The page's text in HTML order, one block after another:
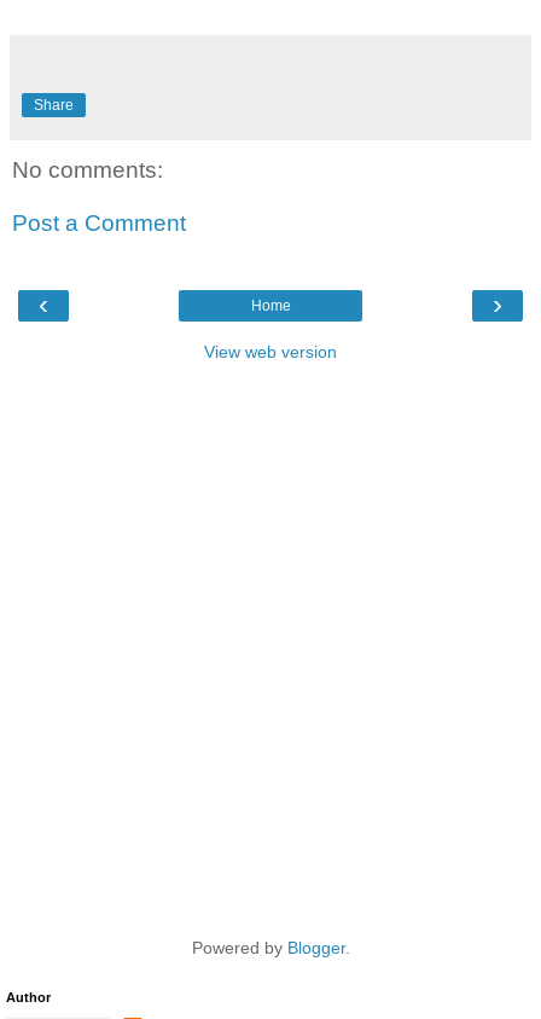
Share
No comments:
Post a Comment
‹ ›
Home
View web version
Powered by Blogger.
Author